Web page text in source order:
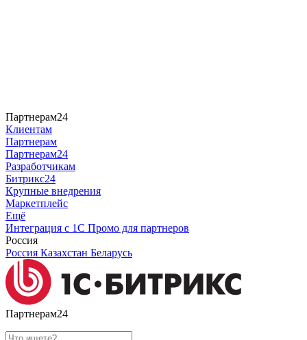
Партнерам24
Клиентам
Партнерам
Партнерам24
Разработчикам
Битрикс24
Крупные внедрения
Маркетплейс
Ещё
Интеграция с 1С Промо для партнеров
Россия
Россия Казахстан Беларусь
Партнерам24